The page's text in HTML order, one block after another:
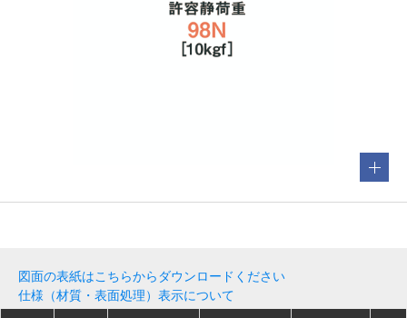
図面の表紙はこちらからダウンロードください
仕様（材質・表面処理）表示について